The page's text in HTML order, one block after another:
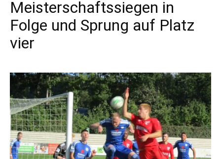
Meisterschaftssiegen in
Folge und Sprung auf Platz
vier